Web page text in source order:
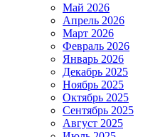
Май 2026
Апрель 2026
Март 2026
Февраль 2026
Январь 2026
Декабрь 2025
Ноябрь 2025
Октябрь 2025
Сентябрь 2025
Август 2025